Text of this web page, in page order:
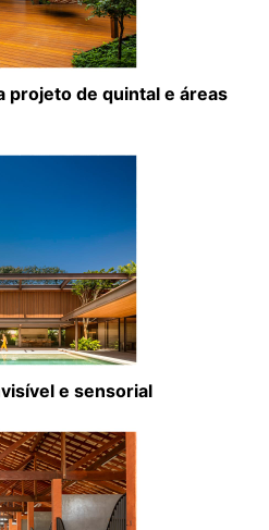
projeto de quintal e áreas
e sensorial